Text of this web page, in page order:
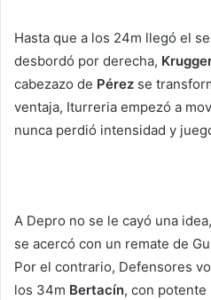
Hasta que a los 24m llegó el
desbordó por derecha,
cabezazo de Pérez se
ventaja, Iturreria empezó a
nunca perdió intensidad y
A Depro no se le cayó una
se acercó con un remate de
Por el contrario, Defensores
los 34m Bertacín, con potente